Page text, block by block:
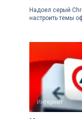
Надоел серый
настроить темы
Интернет